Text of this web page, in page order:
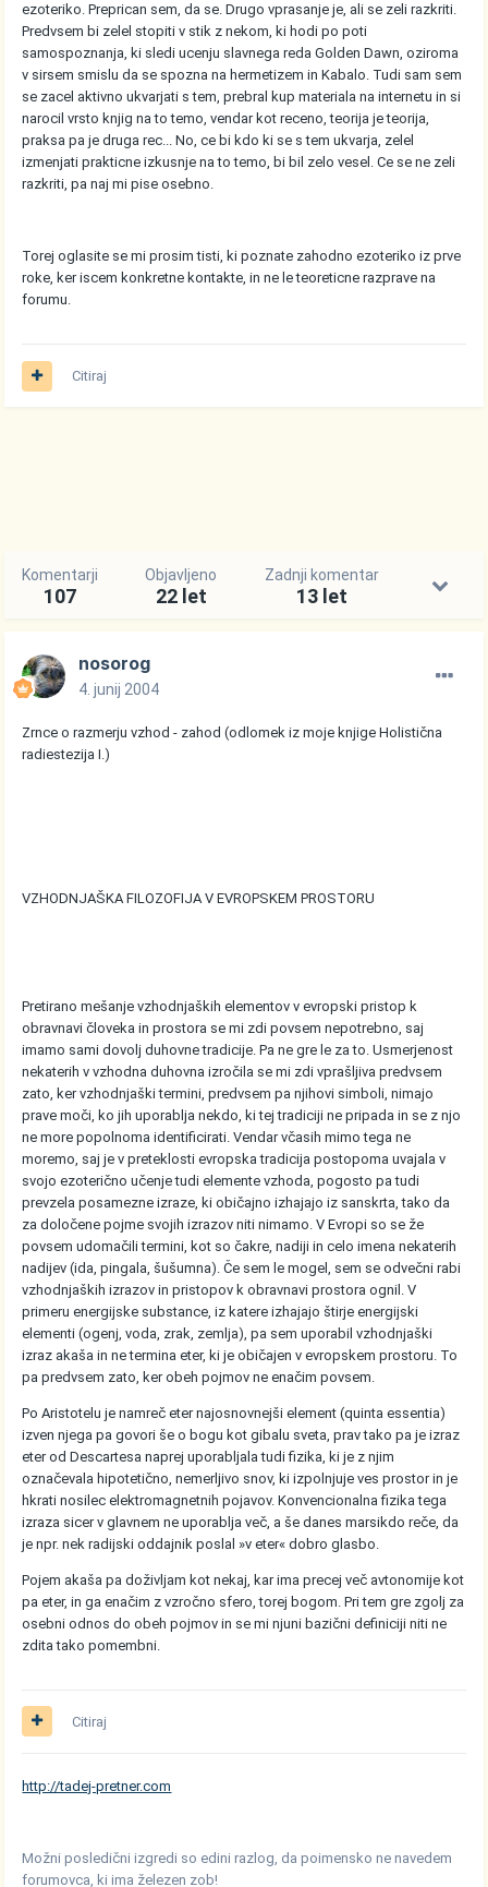
ezoteriko. Preprican sem, da se. Drugo vprasanje je, ali se zeli razkriti.
Predvsem bi zelel stopiti v stik z nekom, ki hodi po poti
samospoznanja, ki sledi ucenju slavnega reda Golden Dawn, oziroma
v sirsem smislu da se spozna na hermetizem in Kabalo. Tudi sam sem
se zacel aktivno ukvarjati s tem, prebral kup materiala na internetu in si
narocil vrsto knjig na to temo, vendar kot receno, teorija je teorija,
praksa pa je druga rec... No, ce bi kdo ki se s tem ukvarja, zelel
izmenjati prakticne izkusnje na to temo, bi bil zelo vesel. Ce se ne zeli
razkriti, pa naj mi pise osebno.
Torej oglasite se mi prosim tisti, ki poznate zahodno ezoteriko iz prve
roke, ker iscem konkretne kontakte, in ne le teoreticne razprave na
forumu.
Citiraj
Komentarji
107
Objavljeno
22 let
Zadnji komentar
13 let
nosorog
4. junij 2004
Zrnce o razmerju vzhod - zahod (odlomek iz moje knjige Holistična
radiestezija I.)
VZHODNJAŠKA FILOZOFIJA V EVROPSKEM PROSTORU
Pretirano mešanje vzhodnjaških elementov v evropski pristop k
obravnavi človeka in prostora se mi zdi povsem nepotrebno, saj
imamo sami dovolj duhovne tradicije. Pa ne gre le za to. Usmerjenost
nekaterih v vzhodna duhovna izročila se mi zdi vprašljiva predvsem
zato, ker vzhodnjaški termini, predvsem pa njihovi simboli, nimajo
prave moči, ko jih uporablja nekdo, ki tej tradiciji ne pripada in se z njo
ne more popolnoma identificirati. Vendar včasih mimo tega ne
moremo, saj je v preteklosti evropska tradicija postopoma uvajala v
svojo ezoterično učenje tudi elemente vzhoda, pogosto pa tudi
prevzela posamezne izraze, ki običajno izhajajo iz sanskrta, tako da
za določene pojme svojih izrazov niti nimamo. V Evropi so se že
povsem udomačili termini, kot so čakre, nadiji in celo imena nekaterih
nadijev (ida, pingala, šušumna). Če sem le mogel, sem se odvečni rabi
vzhodnjaških izrazov in pristopov k obravnavi prostora ognil. V
primeru energijske substance, iz katere izhajajo štirje energijski
elementi (ogenj, voda, zrak, zemlja), pa sem uporabil vzhodnjaški
izraz akaša in ne termina eter, ki je običajen v evropskem prostoru. To
pa predvsem zato, ker obeh pojmov ne enačim povsem.
Po Aristotelu je namreč eter najosnovnejši element (quinta essentia)
izven njega pa govori še o bogu kot gibalu sveta, prav tako pa je izraz
eter od Descartesa naprej uporabljala tudi fizika, ki je z njim
označevala hipotetično, nemerljivo snov, ki izpolnjuje ves prostor in je
hkrati nosilec elektromagnetnih pojavov. Konvencionalna fizika tega
izraza sicer v glavnem ne uporablja več, a še danes marsikdo reče, da
je npr. nek radijski oddajnik poslal »v eter« dobro glasbo.
Pojem akaša pa doživljam kot nekaj, kar ima precej več avtonomije kot
pa eter, in ga enačim z vzročno sfero, torej bogom. Pri tem gre zgolj za
osebni odnos do obeh pojmov in se mi njuni bazični definiciji niti ne
zdita tako pomembni.
Citiraj
http://tadej-pretner.com
Možni posledični izgredi so edini razlog, da poimensko ne navedem
forumovca, ki ima železen zob!